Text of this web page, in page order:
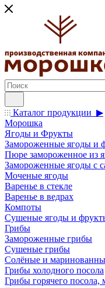
Каталог продукции ▶
Морошка
Ягоды и Фрукты
Замороженные ягоды и
Пюре замороженное из
Замороженные ягоды с
Моченые ягоды
Варенье в стекле
Варенье в ведрах
Компоты
Сушеные ягоды и
Грибы
Замороженные грибы
Сушеные грибы
Солёные и
Грибы холодного посола
Грибы горячего